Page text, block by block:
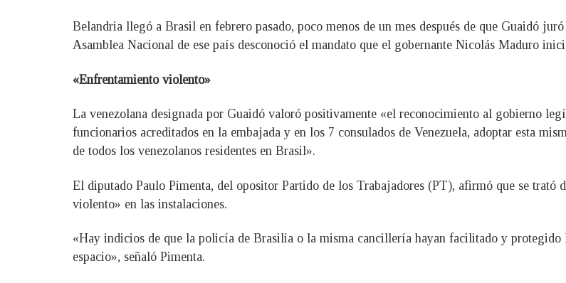
Belandria llegó a Brasil en febrero pasado, poco menos de un mes después de que Guaidó
Asamblea Nacional de ese país desconoció el mandato que el gobernante Nicolás Maduro
«Enfrentamiento violento»
La venezolana designada por Guaidó valoró positivamente «el reconocimiento al gobierno
funcionarios acreditados en la embajada y en los 7 consulados de Venezuela, adoptar esta
de todos los venezolanos residentes en Brasil».
El diputado Paulo Pimenta, del opositor Partido de los Trabajadores (PT), afirmó que se trató
violento» en las instalaciones.
«Hay indicios de que la policía de Brasilia o la misma cancillería hayan facilitado y protegido
espacio», señaló Pimenta.